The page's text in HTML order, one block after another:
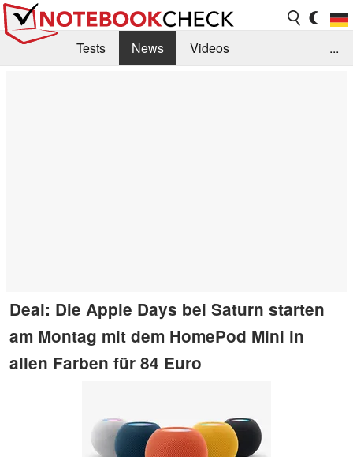
Tests News
Videos
...
Deal: Die Apple Days bei Saturn starten
am Montag mit dem HomePod Mini in
allen Farben für 84 Euro